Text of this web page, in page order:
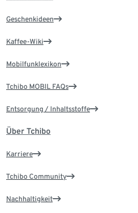
Geschenkideen
Kaffee-Wiki
Mobilfunklexikon
Tchibo MOBIL FAQs
Entsorgung / Inhaltsstoffe
Über Tchibo
Karriere
Tchibo Community
Nachhaltigkeit